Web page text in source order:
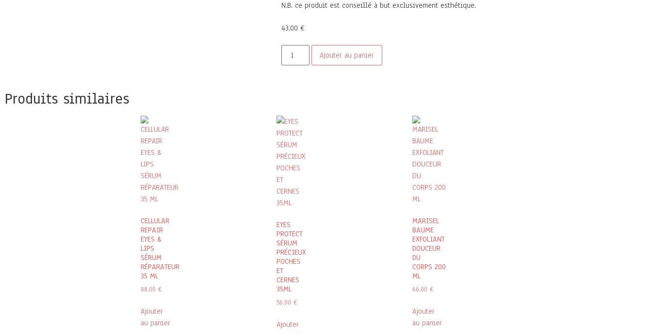
N.B. ce produit est conseillé à but exclusivement esthétique.
43,00 €
Ajouter au panier
Produits similaires
CELLULAR
REPAIR
EYES &
LIPS
SÉRUM
RÉPARATEUR
35 ML
88,00 €
Ajouter
au panier
EYES
PROTECT
SÉRUM
PRÉCIEUX
POCHES
ET
CERNES
35ML
56,00 €
Ajouter
MARISEL
BAUME
EXFOLIANT
DOUCEUR
DU
CORPS 200
ML
66,00 €
Ajouter
au panier